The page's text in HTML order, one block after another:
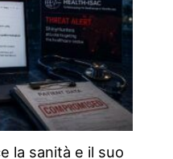
la sanità e il suo